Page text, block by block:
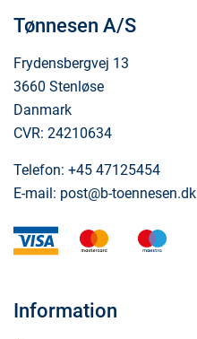
Tønnesen A/S
Frydensbergvej 13
3660 Stenløse
Danmark
CVR: 24210634
Telefon: +45 47125454
E-mail: post@b-toennesen.dk
visa mastercard
Information